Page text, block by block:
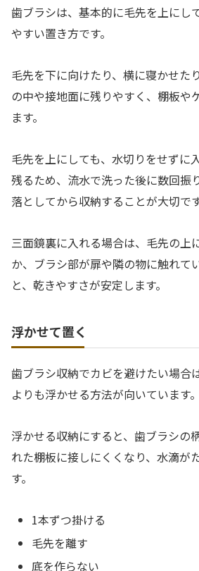
歯ブラシは、基本的に毛先を上にし
やすい置き方です。
毛先を下に向けたり、横に寝かせた
の中や接地面に残りやすく、棚板や
ます。
毛先を上にしても、水切りをせずに
残るため、流水で洗った後に数回振
落としてから収納することが大切です
三面鏡裏に入れる場合は、毛先の上
か、ブラシ部が扉や隣の物に触れて
と、乾きやすさが安定します。
浮かせて置く
歯ブラシ収納でカビを避けたい場合
よりも浮かせる方法が向いています。
浮かせる収納にすると、歯ブラシの
れた棚板に接しにくくなり、水滴が
す。
1本ずつ掛ける
毛先を離す
底を作らない